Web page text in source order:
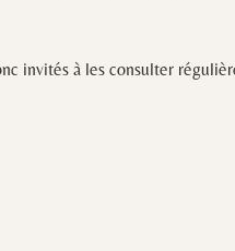
invités à les consulter